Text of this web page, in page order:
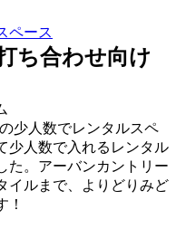
ペース
ち合わせ向け
少人数でレンタルスペ
少人数で入れるレンタル
た。アーバンカントリー
イルまで、よりどりみど
！